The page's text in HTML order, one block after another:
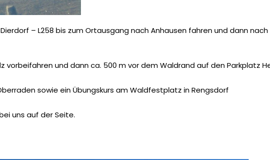
– L258 bis zum Ortausgang nach Anhausen fahren und dann nach
vorbeifahren und dann ca. 500 m vor dem Waldrand auf den Parkplatz
sowie ein Übungskurs am Waldfestplatz in Rengsdorf
uns auf der Seite.